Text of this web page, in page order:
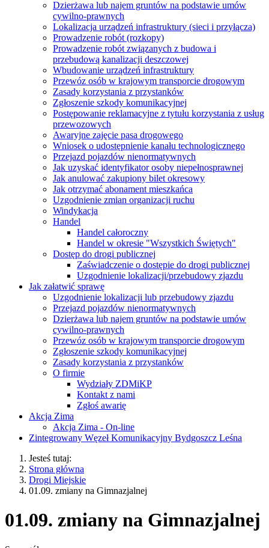
Dzierżawa lub najem gruntów na podstawie umów
cywilno-prawnych
Lokalizacja urządzeń infrastruktury (sieci i przyłącza)
Prowadzenie robót (rozkopy)
Prowadzenie robót związanych z budowa i
przebudową kanalizacji deszczowej
Wbudowanie urządzeń infrastruktury
Przewóz osób w krajowym transporcie drogowym
Zasady korzystania z przystanków
Zgłoszenie szkody komunikacyjnej
Postępowanie reklamacyjne z tytułu korzystania z usług
przewozowych
Awaryjne zajęcie pasa drogowego
Wniosek o udostępnienie kanału technologicznego
Przejazd pojazdów nienormatywnych
Jak uzyskać identyfikator osoby niepełnosprawnej
Jak anulować zakupiony bilet okresowy
Jak otrzymać abonament mieszkańca
Uzgodnienie zmian organizacji ruchu
Windykacja
Handel
Handel całoroczny
Handel w okresie "Wszystkich Świętych"
Dostęp do drogi publicznej
Zaświadczenie o dostępie do drogi publicznej
Uzgodnienie lokalizacji/przebudowy zjazdu
Jak załatwić sprawę
Uzgodnienie lokalizacji lub przebudowy zjazdu
Przejazd pojazdów nienormatywnych
Dzierżawa lub najem gruntów na podstawie umów
cywilno-prawnych
Przewóz osób w krajowym transporcie drogowym
Zgłoszenie szkody komunikacyjnej
Zasady korzystania z przystanków
O firmie
Wydziały ZDMiKP
Kontakt z nami
Zgłoś awarię
Akcja Zima
Akcja Zima - On-line
Zintegrowany Węzeł Komunikacyjny Bydgoszcz Leśna
Jesteś tutaj:
Strona główna
Drogi Miejskie
01.09. zmiany na Gimnazjalnej
01.09. zmiany na Gimnazjalnej